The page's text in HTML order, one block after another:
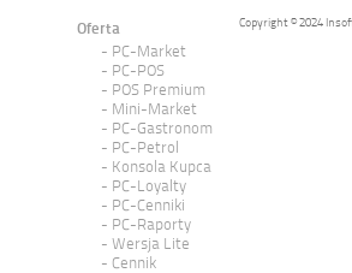
Copyright © 2024
Oferta
PC-Market
PC-POS
POS Premium
Mini-Market
PC-Gastronom
PC-Petrol
Konsola Kupca
PC-Loyalty
PC-Cenniki
PC-Raporty
Wersja Lite
Cennik